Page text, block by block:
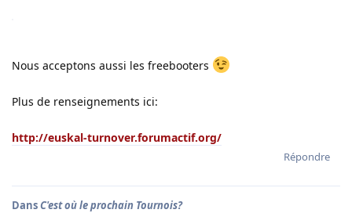
Nous acceptons aussi les freebooters
Plus de renseignements ici:
http://euskal-turnover.forumactif.org/
Répondre
DansC'est où le prochain Tournois?